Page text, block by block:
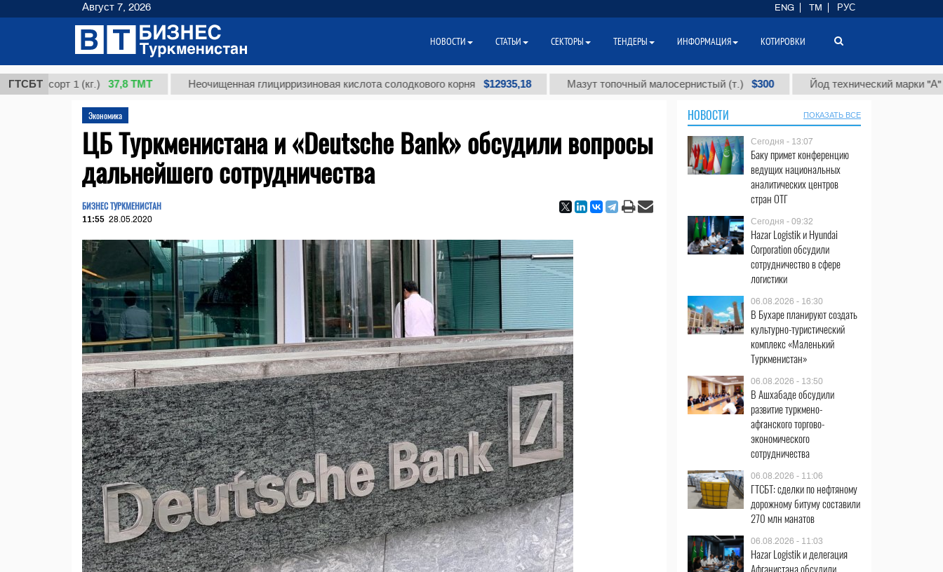
ГТСБТ
сорт 1 (кг.) 37,8 ТМТ Неочищенная глицирризиновая кислота солодкового корня $12935,18 Мазут топочный малосернистый (т.) $300 Йод технический марки "А" (т.)
Экономика
ЦБ Туркменистана и «Deutsche Bank» обсудили вопросы
дальнейшего сотрудничества
БИЗНЕС ТУРКМЕНИСТАН
11:55 28.05.2020
НОВОСТИ ПОКАЗАТЬ ВСЕ
Сегодня - 13:07
Баку примет конференцию
ведущих национальных
аналитических центров
стран ОТГ
Сегодня - 09:32
Hazar Logistik и Hyundai
Corporation обсудили
сотрудничество в сфере
логистики
06.08.2026 - 16:30
В Бухаре планируют создать
культурно-туристический
комплекс «Маленький
Туркменистан»
06.08.2026 - 13:50
В Ашхабаде обсудили
развитие туркмено-
афганского торгово-
экономического
сотрудничества
06.08.2026 - 11:06
ГТСБТ: сделки по нефтяному
дорожному битуму составили
270 млн манатов
06.08.2026 - 11:03
Hazar Logistik и делегация
Афганистана обсудили
Август 7, 2026 ENG TM РУС
НОВОСТИ СТАТЬИ СЕКТОРЫ ТЕНДЕРЫ ИНФОРМАЦИЯ КОТИРОВКИ